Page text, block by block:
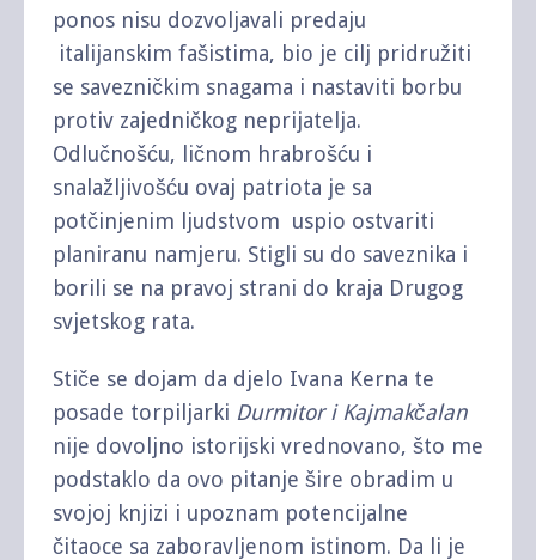
ponos nisu dozvoljavali predaju
italijanskim fašistima, bio je cilj pridružiti
se savezničkim snagama i nastaviti borbu
protiv zajedničkog neprijatelja.
Odlučnošću, ličnom hrabrošću i
snalažljivošću ovaj patriota je sa
potčinjenim ljudstvom uspio ostvariti
planiranu namjeru. Stigli su do saveznika i
borili se na pravoj strani do kraja Drugog
svjetskog rata.
Stiče se dojam da djelo Ivana Kerna te
posade torpiljarki Durmitor i Kajmakčalan
nije dovoljno istorijski vrednovano, što me
podstaklo da ovo pitanje šire obradim u
svojoj knjizi i upoznam potencijalne
čitaoce sa zaboravljenom istinom. Da li je